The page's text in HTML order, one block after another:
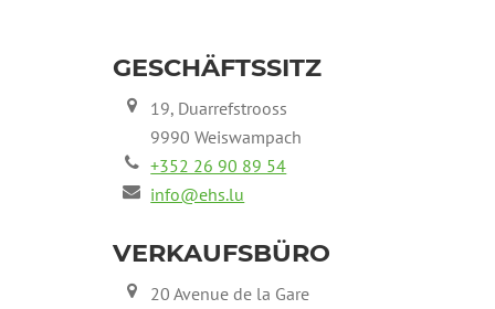
GESCHÄFTSSITZ
19, Duarrefstrooss
9990 Weiswampach
+352 26 90 89 54
info@ehs.lu
VERKAUFSBÜRO
20 Avenue de la Gare